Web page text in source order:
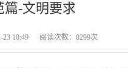
篇-文明要求
10:49 阅读次数：8299次